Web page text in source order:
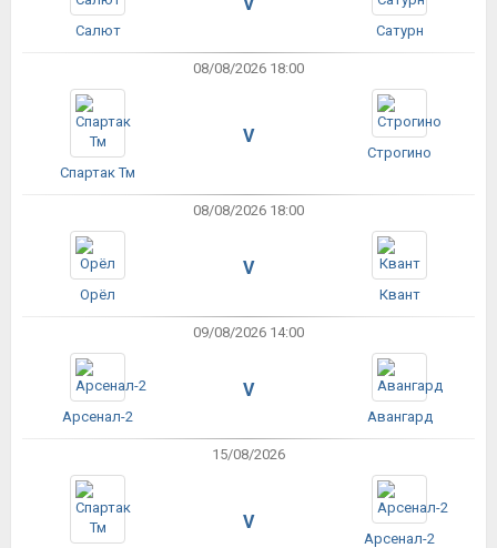
Салют Сатурн
08/08/2026 18:00
Спартак Тм
V
Строгино
08/08/2026 18:00
Орёл
V
Квант
09/08/2026 14:00
Арсенал-2
V
Авангард
15/08/2026
V
Арсенал-2